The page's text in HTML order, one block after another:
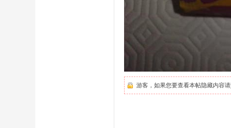
游客，如果您要查看本帖隐藏内容请